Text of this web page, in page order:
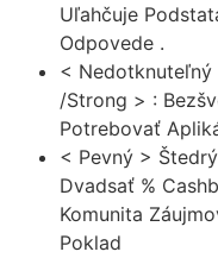
Uľahčuje
Odpovede .
< Nedotknuteľný
/Strong > :
Potrebovať
< Pevný >
Dvadsať %
Komunita
Poklad